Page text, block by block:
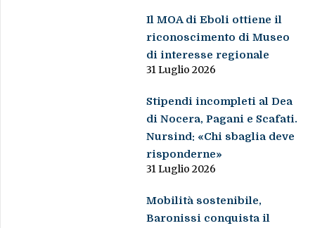
Il MOA di Eboli ottiene il
riconoscimento di Museo
di interesse regionale
31 Luglio 2026
Stipendi incompleti al Dea
di Nocera, Pagani e Scafati.
Nursind: «Chi sbaglia deve
risponderne»
31 Luglio 2026
Mobilità sostenibile,
Baronissi conquista il